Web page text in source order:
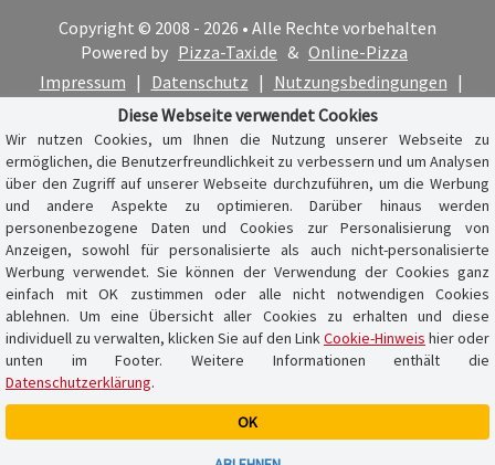
Warenkorb ist leer
Copyright © 2008 - 2026 • Alle Rechte vorbehalten
Powered by Pizza-Taxi.de & Online-Pizza
Impressum | Datenschutz | Nutzungsbedingungen |
Cookie-Hinweis
Diese Webseite verwendet Cookies
Wir nutzen Cookies, um Ihnen die Nutzung unserer Webseite zu
ermöglichen, die Benutzerfreundlichkeit zu verbessern und um Analysen
über den Zugriff auf unserer Webseite durchzuführen, um die Werbung
und andere Aspekte zu optimieren. Darüber hinaus werden
personenbezogene Daten und Cookies zur Personalisierung von
Anzeigen, sowohl für personalisierte als auch nicht-personalisierte
Werbung verwendet. Sie können der Verwendung der Cookies ganz
einfach mit OK zustimmen oder alle nicht notwendigen Cookies
ablehnen. Um eine Übersicht aller Cookies zu erhalten und diese
individuell zu verwalten, klicken Sie auf den LinkCookie-Hinweis hier oder
unten im Footer. Weitere Informationen enthält die
Datenschutzerklärung.
OK